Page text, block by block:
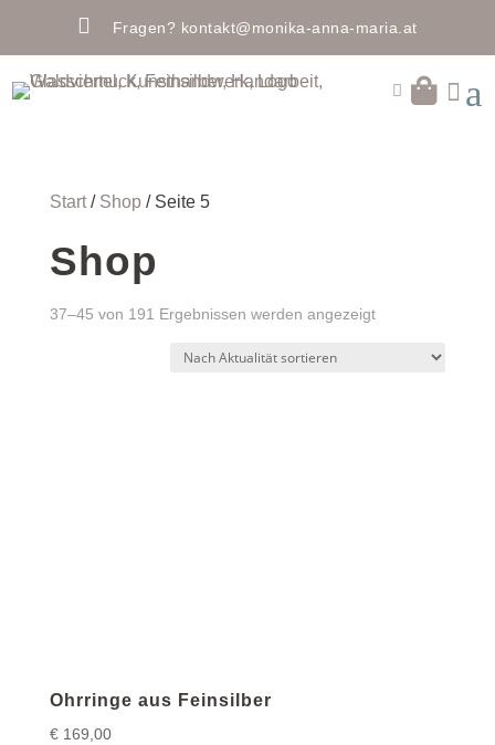
 Fragen? kontakt@monika-anna-maria.at
  a
Start/ Shop/ Seite 5
Shop
37–45 von 191 Ergebnissen werden angezeigtNach
Ohrringe aus Feinsilber
€169,00